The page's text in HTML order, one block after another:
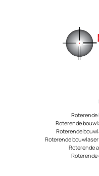
Roterende
Roterende
Roterende
Roterende